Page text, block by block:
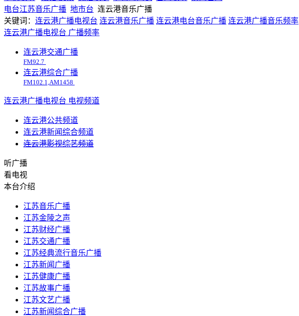
电台江苏音乐广播 地市台 连云港音乐广播
关键词： 连云港广播电视台 连云港音乐广播 连云港电台音乐广播 连云港广播音乐频率
连云港广播电视台 广播频率
连云港交通广播
FM92.7
连云港综合广播
FM102.1,AM1458
连云港广播电视台 电视频道
连云港公共频道
连云港新闻综合频道
连云港影视综艺频道
听广播
看电视
本台介绍
江苏音乐广播
江苏金陵之声
江苏财经广播
江苏交通广播
江苏经典流行音乐广播
江苏新闻广播
江苏健康广播
江苏故事广播
江苏文艺广播
江苏新闻综合广播